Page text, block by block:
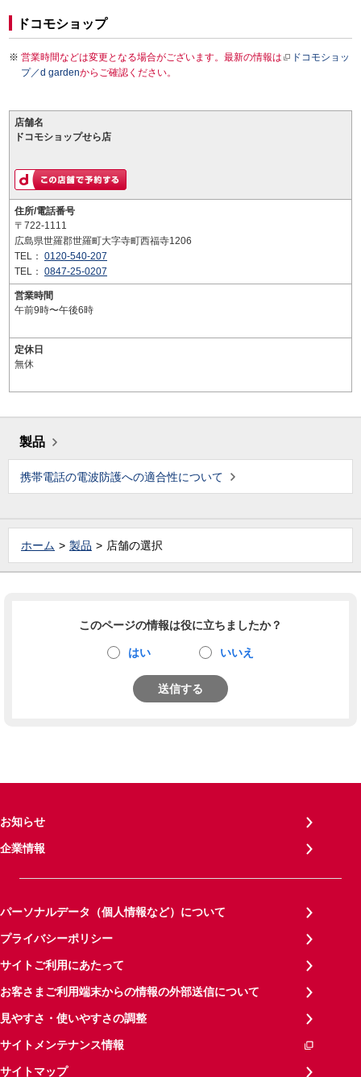
ドコモショップ
営業時間などは変更となる場合がございます。最新の情報は
ドコモショッ
プ／d gardenからご確認ください。
店舗名
ドコモショップせら店
住所/電話番号
〒722-1111
広島県世羅郡世羅町大字寺町西福寺1206
TEL： 0120-540-207
TEL： 0847-25-0207
営業時間
午前9時〜午後6時
定休日
無休
製品
携帯電話の電波防護への適合性について
ホーム 製品 店舗の選択
このページの情報は役に立ちましたか？
はい いいえ
送信する
お知らせ
企業情報
パーソナルデータ（個人情報など）について
プライバシーポリシー
サイトご利用にあたって
お客さまご利用端末からの情報の外部送信について
見やすさ・使いやすさの調整
サイトメンテナンス情報
サイトマップ